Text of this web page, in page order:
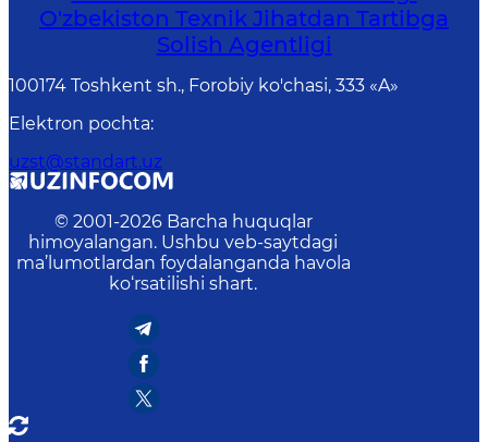
O'zbekiston Texnik Jihatdan Tartibga
Solish Agentligi
100174 Toshkent sh., Forobiy ko'chasi, 333 «A»
Elektron pochta:
uzst@standart.uz
© 2001-2026 Barcha huquqlar
himoyalangan. Ushbu veb-saytdagi
ma’lumotlardan foydalanganda havola
ko‘rsatilishi shart.